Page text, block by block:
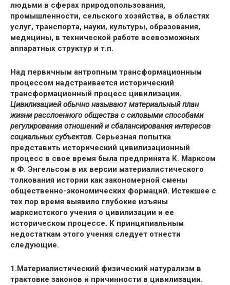
людьми в сферах природопользования,
промышленности, сельского хозяйства, в областях
услуг, транспорта, науки, культуры, образования,
медицины, в технической работе всевозможных
аппаратных структур и т.п.
Над первичным антропным трансформационным
процессом надстраивается исторический
трансформационный процесс цивилизации.
Цивилизацией обычно называют материальный план
жизни расслоенного общества с силовыми способами
регулирования отношений и сбалансирования интересов
социальных субъектов. Серьезная попытка
представить исторический цивилизационный
процесс в свое время была предпринята К. Марксом
и Ф. Энгельсом в их версии материалистического
толкования истории как закономерной смены
общественно-экономических формаций. Истекшее с
тех пор время выявило глубокие изъяны
марксистского учения о цивилизации и ее
историческом процессе. К принципиальным
недостаткам этого учения следует отнести
следующие.
1.Материалистический физический натурализм в
трактовке законов и причинности в цивилизации.